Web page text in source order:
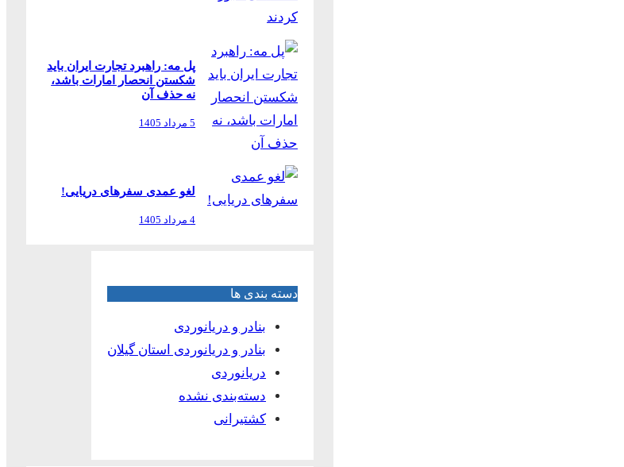
پل مه: راهبرد تجارت ایران باید
شکستن انحصار امارات باشد،
نه حذف آن
5 مرداد 1405
لغو عمدی سفرهای دریایی!
4 مرداد 1405
دسته بندی ها
بنادر و دریانوردی
بنادر و دریانوردی استان گیلان
دریانوردی
دسته‌بندی نشده
کشتیرانی